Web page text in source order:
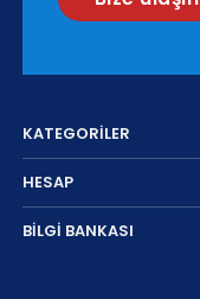
KATEGORİLER
HESAP
BİLGİ BANKASI